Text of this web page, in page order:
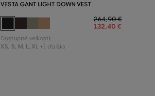
VESTA GANT LIGHT DOWN VEST
264,90 €
132,40 €
Dostupné veľkosti:
XS, S, M, L, XL +1 ďalšia